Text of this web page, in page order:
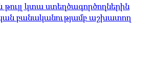
կտա ստեղծագործողներին
​​բանականությամբ աշխատող